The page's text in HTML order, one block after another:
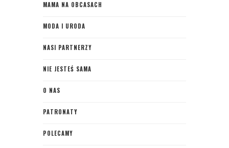
MAMA NA OBCASACH
MODA I URODA
NASI PARTNERZY
NIE JESTEŚ SAMA
O NAS
PATRONATY
POLECAMY